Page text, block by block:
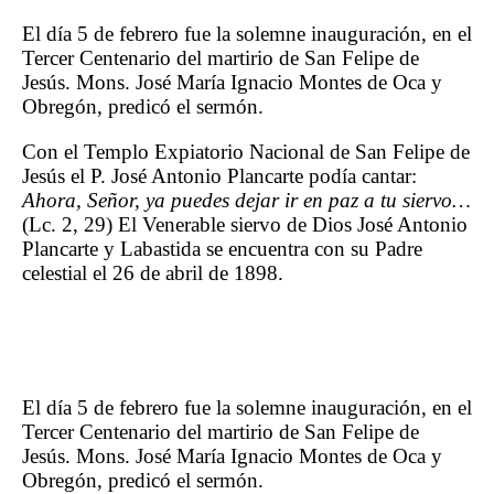
El día 5 de febrero fue la solemne inauguración, en el
Tercer Centenario del martirio de San Felipe de
Jesús. Mons. José María Ignacio Montes de Oca y
Obregón, predicó el sermón.
Con el Templo Expiatorio Nacional de San Felipe de
Jesús el P. José Antonio Plancarte podía cantar:
Ahora, Señor, ya puedes dejar ir en paz a tu siervo…
(Lc. 2, 29) El Venerable siervo de Dios José Antonio
Plancarte y Labastida se encuentra con su Padre
celestial el 26 de abril de 1898.
El día 5 de febrero fue la solemne inauguración, en el
Tercer Centenario del martirio de San Felipe de
Jesús. Mons. José María Ignacio Montes de Oca y
Obregón, predicó el sermón.